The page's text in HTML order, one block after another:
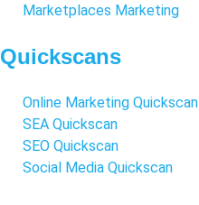
Marketplaces Marketing
Quickscans
Online Marketing Quickscan
SEA Quickscan
SEO Quickscan
Social Media Quickscan